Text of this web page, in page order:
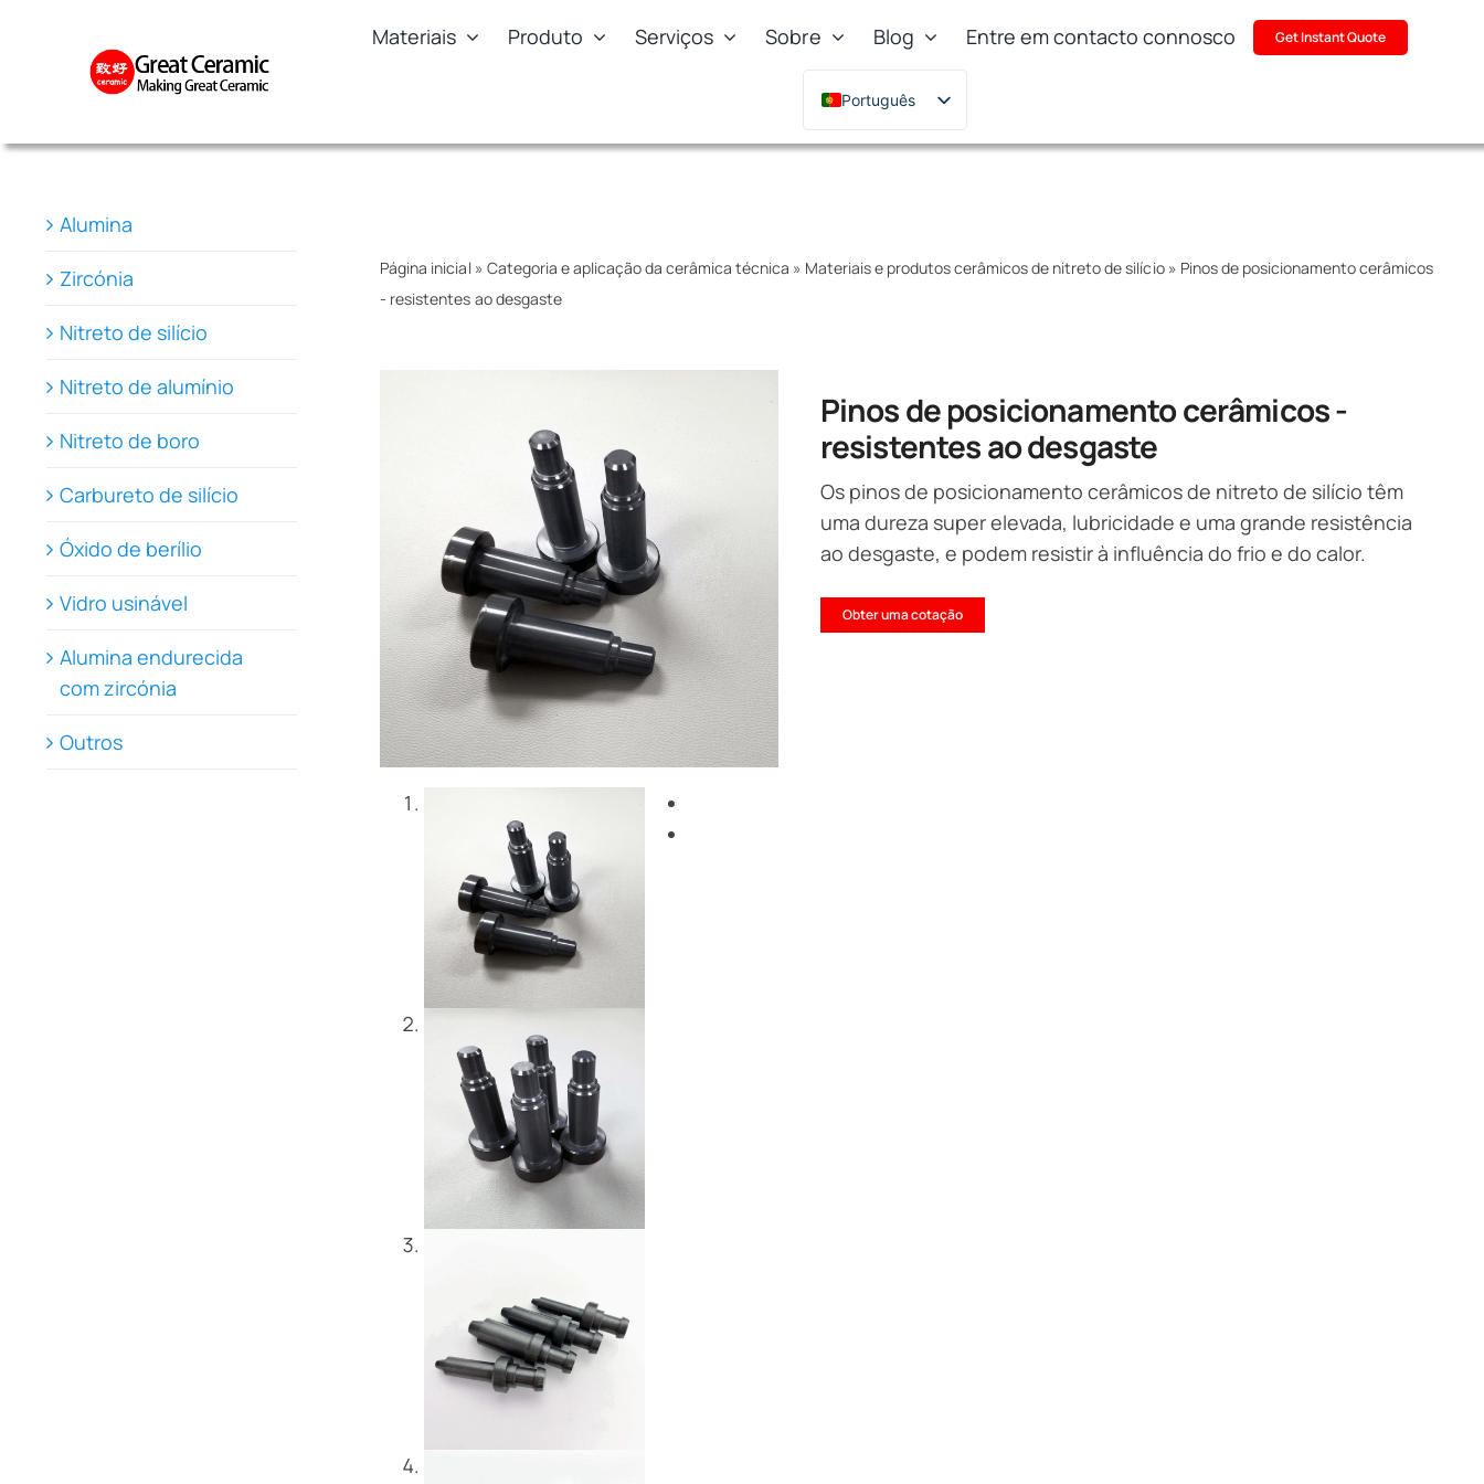
Materiais Produto Serviços Sobre Blog Entre em contacto connosco Get Instant Quote
Português
English
Italiano
Página inicial» Categoria e aplicação da cerâmica técnica » Materiais e produtos cerâmicos de nitreto de silício» Pinos de posicionamento cerâmicos
- resistentes ao desgaste
Pinos de posicionamento cerâmicos -
resistentes ao desgaste
Os pinos de posicionamento cerâmicos de nitreto de silício têm
uma dureza super elevada, lubricidade e uma grande resistência
ao desgaste, e podem resistir à influência do frio e do calor.
Obter uma cotação
Alumina
Zircónia
Nitreto de silício
Nitreto de alumínio
Nitreto de boro
Carbureto de silício
Óxido de berílio
Vidro usinável
Alumina endurecida
com zircónia
Outros